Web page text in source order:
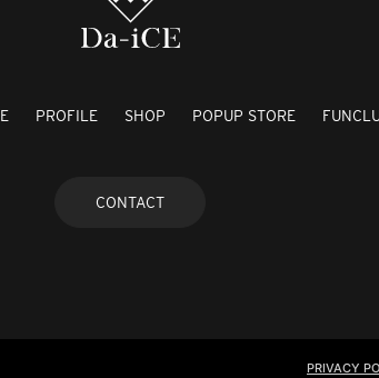
PROFILE SHOP POPUP STORE
CONTACT
PRIVACY